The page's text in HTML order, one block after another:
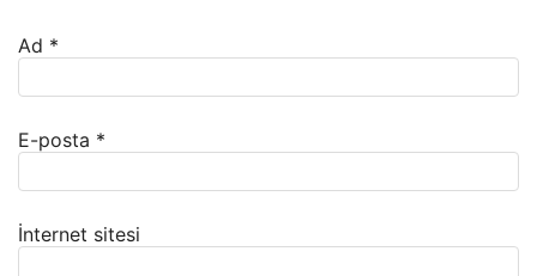
Ad *
E-posta *
İnternet sitesi